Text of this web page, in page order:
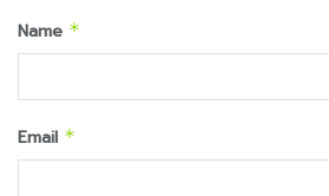
Name *
Email *